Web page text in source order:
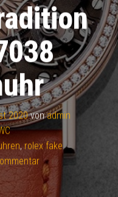
2020vonadmin
,rolex fake